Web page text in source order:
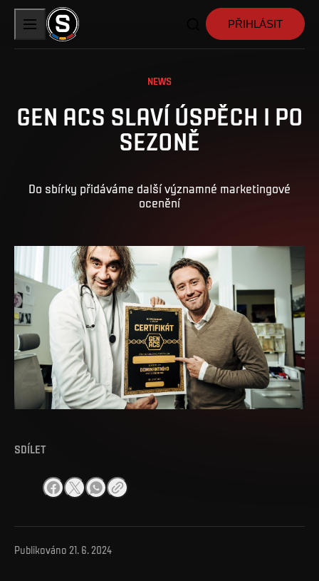
PŘIHLÁSIT
NEWS
GEN ACS SLAVÍ ÚSPĚCH I PO
SEZONĚ
Do sbírky přidáváme další významné marketingové
ocenění
SDÍLET
Publikováno 21. 6. 2024